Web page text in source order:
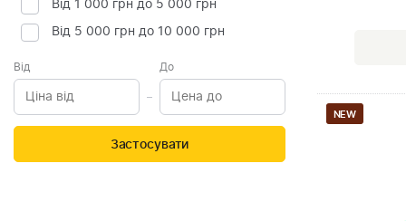
Від 1 000 грн до 5 000 грн
Від 5 000 грн до 10 000 грн
Від До
Застосувати
NEW